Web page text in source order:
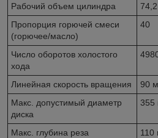
Рабочий объем цилиндра
Пропорция горючей смеси
(горючее/масло)
40
Число оборотов холостого
хода
Линейная скорость вращения
90
Макс. допустимый диаметр
диска
355
Макс. глубина реза
110